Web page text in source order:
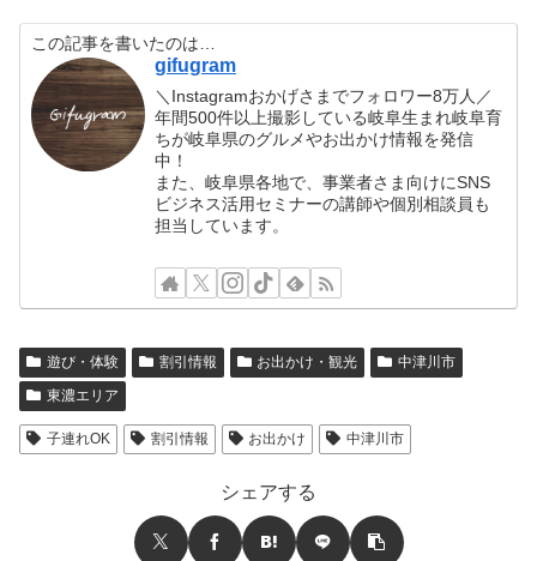
この記事を書いたのは…
gifugram
＼Instagramおかげさまでフォロワー8万人／
年間500件以上撮影している岐阜生まれ岐阜育
ちが岐阜県のグルメやお出かけ情報を発信
中！
また、岐阜県各地で、事業者さま向けにSNS
ビジネス活用セミナーの講師や個別相談員も
担当しています。
遊び・体験 割引情報 お出かけ・観光
中津川市
東濃エリア
子連れOK 割引情報 お出かけ 中津川市
シェアする